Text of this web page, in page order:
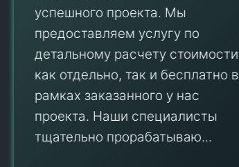
успешного проекта. Мы
предоставляем услугу по
детальному расчету стоимости
как отдельно, так и бесплатно в
рамках заказанного у нас
проекта. Наши специалисты
тщательно прорабатываю...